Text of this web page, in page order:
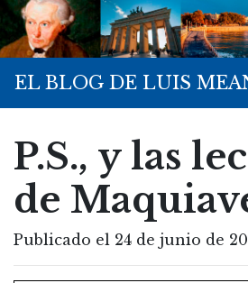
EL BLOG DE LUIS
P.S., y las
de
Publicado el 24 de junio de